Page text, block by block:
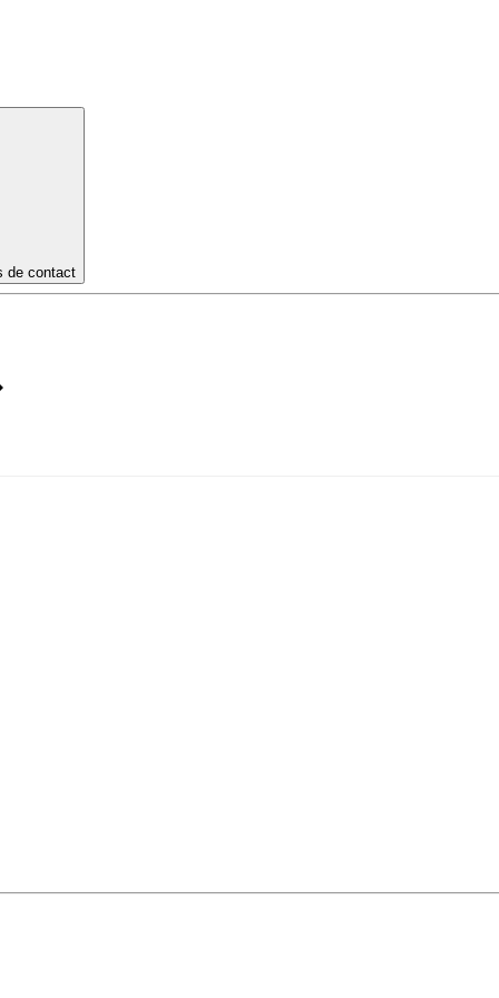
de contact